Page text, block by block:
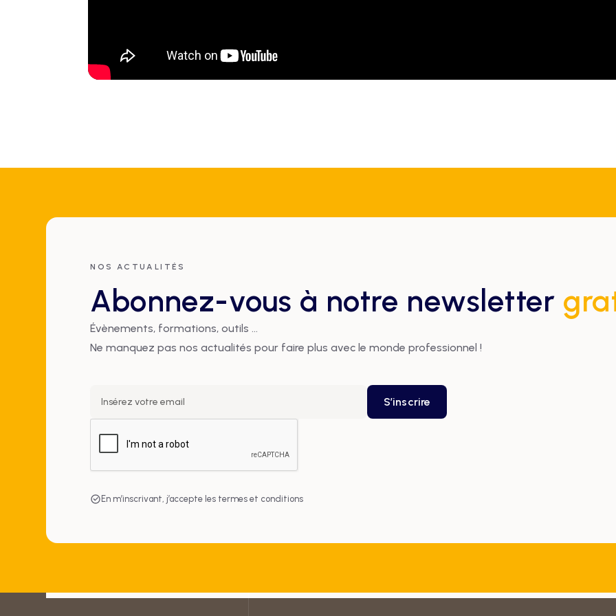
NOS ACTUALITÉS
Abonnez-vous à notre newsletter
Évènements, formations, outils ...
Ne manquez pas nos actualités pour faire plus avec le monde professionnel !
En m’inscrivant, j’accepte les termes et conditions